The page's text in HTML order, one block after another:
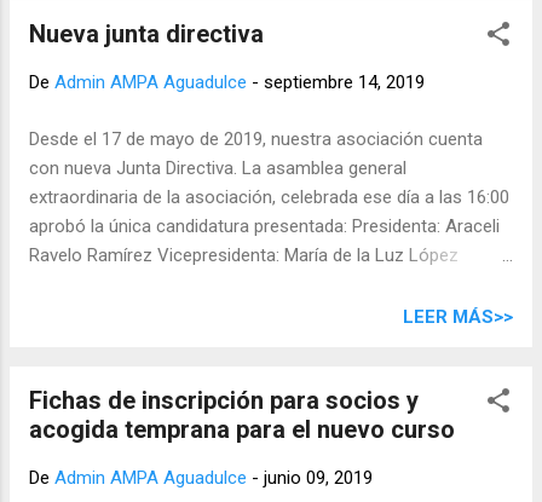
Nueva junta directiva
De Admin AMPA Aguadulce - septiembre 14, 2019
Desde el 17 de mayo de 2019, nuestra asociación cuenta
con nueva Junta Directiva. La asamblea general
extraordinaria de la asociación, celebrada ese día a las 16:00
aprobó la única candidatura presentada: Presidenta: Araceli
Ravelo Ramírez Vicepresidenta: María de la Luz López
Fernando Vargas Pérez Vocal 1ª: Yohani Vargas Ardila
Rosa Cira Reyes Santana Vocal 6ª: Sofía del Carmen
Hernández Valencia Vocal 7ª: Blanca Teresa Sani Inga Vocal
LEER MÁS>>
Fichas de inscripción para socios y
acogida temprana para el nuevo curso
De Admin AMPA Aguadulce - junio 09, 2019